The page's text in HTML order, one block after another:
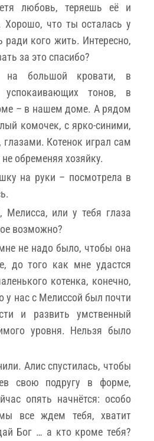
любовь, теряешь её и
что ты осталась у
ради кого жить. Интересно,
за это спасибо?
на большой кровати, в
успокаивающих тонов, в
– в нашем доме. А рядом
комочек, с ярко-синими,
Котенок играл сам
обременяя хозяйку.
на руки – посмотрела в
Мелисса, или у тебя глаза
возможно?
не надо было, чтобы она
до того как мне удастся
котенка, конечно,
у нас с Мелиссой был почти
и развить умственный
уровня. Нельзя было
Алис спустилась, чтобы
свою подругу в форме,
опять начнётся: особо
все ждем тебя, хватит
Бог … а кто кроме тебя?